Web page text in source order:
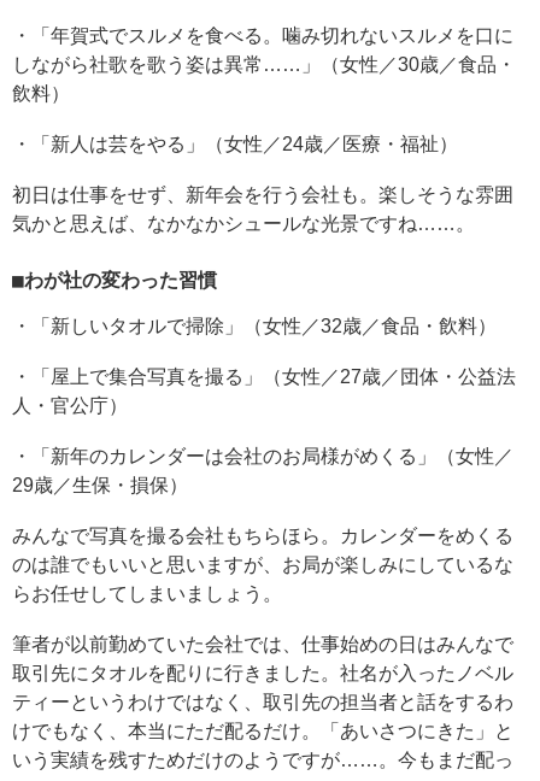
・「年賀式でスルメを食べる。噛み切れないスルメを口に
しながら社歌を歌う姿は異常……」（女性／30歳／食品・
飲料）
・「新人は芸をやる」（女性／24歳／医療・福祉）
初日は仕事をせず、新年会を行う会社も。楽しそうな雰囲
気かと思えば、なかなかシュールな光景ですね……。
■わが社の変わった習慣
・「新しいタオルで掃除」（女性／32歳／食品・飲料）
・「屋上で集合写真を撮る」（女性／27歳／団体・公益法
人・官公庁）
・「新年のカレンダーは会社のお局様がめくる」（女性／
29歳／生保・損保）
みんなで写真を撮る会社もちらほら。カレンダーをめくる
のは誰でもいいと思いますが、お局が楽しみにしているな
らお任せしてしまいましょう。
筆者が以前勤めていた会社では、仕事始めの日はみんなで
取引先にタオルを配りに行きました。社名が入ったノベル
ティーというわけではなく、取引先の担当者と話をするわ
けでもなく、本当にただ配るだけ。「あいさつにきた」と
いう実績を残すためだけのようですが……。今もまだ配っ